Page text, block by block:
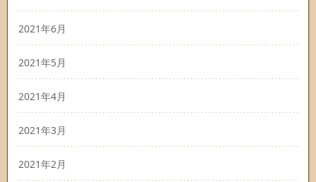
2021年6月
2021年5月
2021年4月
2021年3月
2021年2月